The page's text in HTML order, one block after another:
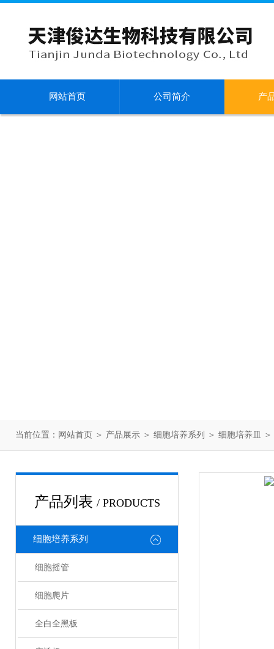
网站首页 公司简介 产
当前位置： 网站首页 ＞ 产品展示 ＞ 细胞培养系列 ＞ 细胞培养皿
产品列表 / PRODUCTS
细胞培养系列
细胞摇管
细胞爬片
全白全黑板